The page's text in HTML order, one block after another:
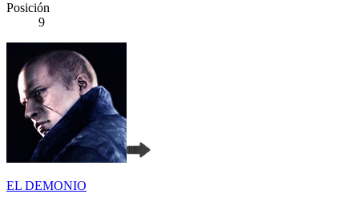
Posición
9
EL DEMONIO